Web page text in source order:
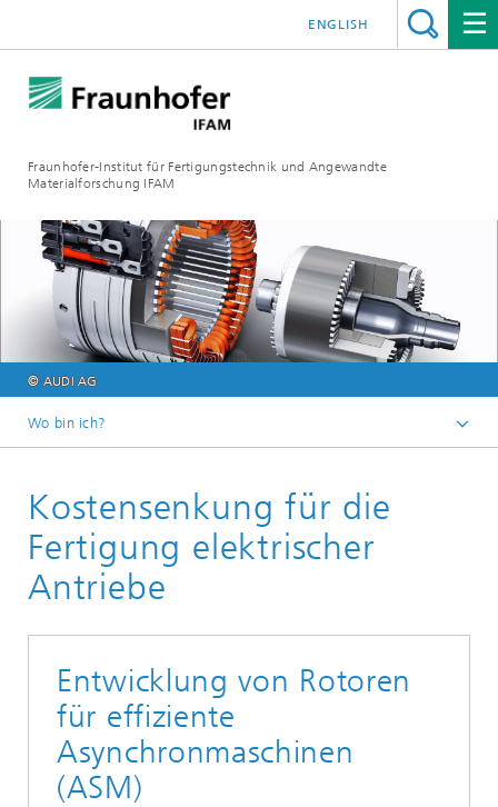
Fraunhofer-Institut für Fertigungstechnik und Angewandte
Materialforschung IFAM
ENGLISH
© AUDI AG
Wo bin ich?
Magazin
Kostensenkung für die
Fertigung elektrischer
Antriebe
Entwicklung von Rotoren
für effiziente
Asynchronmaschinen
(ASM)